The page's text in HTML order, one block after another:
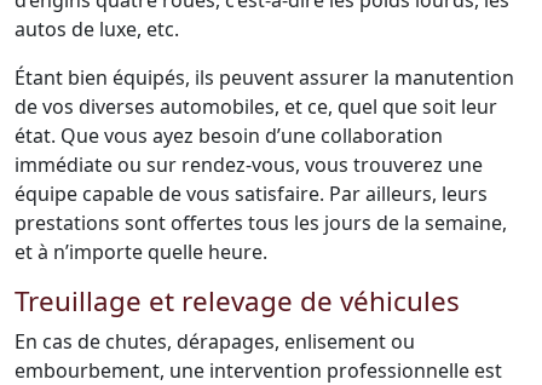
autos de luxe, etc.
Étant bien équipés, ils peuvent assurer la manutention
de vos diverses automobiles, et ce, quel que soit leur
état. Que vous ayez besoin d’une collaboration
immédiate ou sur rendez-vous, vous trouverez une
équipe capable de vous satisfaire. Par ailleurs, leurs
prestations sont offertes tous les jours de la semaine,
et à n’importe quelle heure.
Treuillage et relevage de véhicules
En cas de chutes, dérapages, enlisement ou
embourbement, une intervention professionnelle est